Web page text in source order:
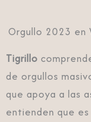
Orgullo 2023 en
Tigrillo
de orgullos
que apoya a las
entienden que